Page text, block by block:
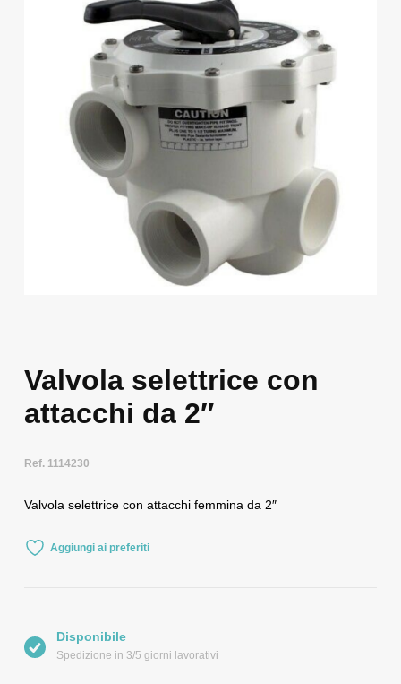
Valvola selettrice con
attacchi da 2″
Ref. 1114230
Valvola selettrice con attacchi femmina da 2″
Aggiungi ai preferiti
Disponibile
Spedizione in 3/5 giorni lavorativi